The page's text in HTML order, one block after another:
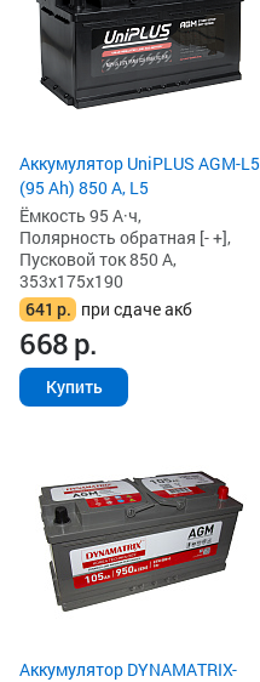
Аккумулятор UniPLUS AGM-L5
(95 Ah) 850 А, L5
Ёмкость 95 А·ч,
Полярность обратная [- +],
Пусковой ток 850 А,
353x175x190
641 р. при сдаче акб
668р.
Купить
Аккумулятор DYNAMATRIX-